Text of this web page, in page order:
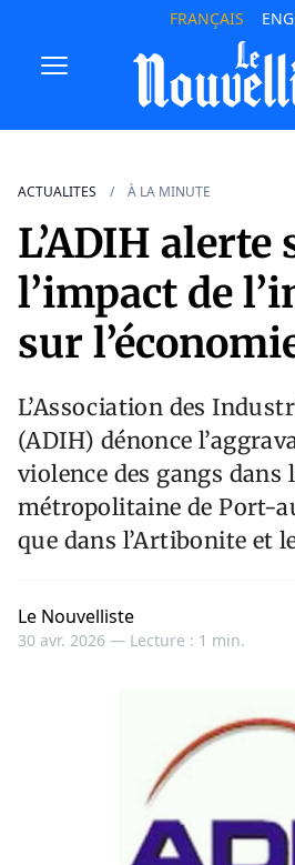
FRANÇAIS
ACTUALITES À LA MINUTE
L’ADIH alerte
l’impact de
sur
L’Association des
(ADIH) dénonce
violence des gangs dans
métropolitaine de Port-
que dans l’Artibonite et
Le Nouvelliste
30 avr. 2026 — Lecture : 1 min.